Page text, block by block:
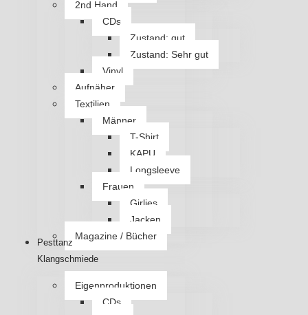
2nd Hand
CDs
Zustand: gut
Zustand: Sehr gut
Vinyl
Aufnäher
Textilien
Männer
T-Shirt
KAPU
Longsleeve
Frauen
Girlies
Jacken
Magazine / Bücher
Pesttanz
Klangschmiede
Eigenproduktionen
CDs